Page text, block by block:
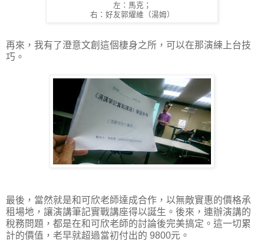
左：馬克；
右：好友郭燿維（湯姆）
再來，我有了澄意文創這個棲身之所，可以在那演練上台技
巧。
最後，當然就是和可欣老師達成合作，以無敵實惠的價格承
租場地，讓演講筆記實戰講座得以誕生。後來，連辦演講的
稅務問題，都是在和可欣老師的討論後完美搞定。這一切累
計的價值，老早就超過當初付出的 9800元。